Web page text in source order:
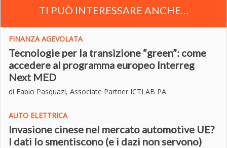
TI PUÒ INTERESSARE ANCHE…
FINANZA AGEVOLATA
Tecnologie per la transizione “green”: come
accedere al programma europeo Interreg
Next MED
di Fabio Pasquazi, Associate Partner ICTLAB PA
AUTO ELETTRICA
Invasione cinese nel mercato automotive UE?
I dati lo smentiscono (e i dazi non servono)